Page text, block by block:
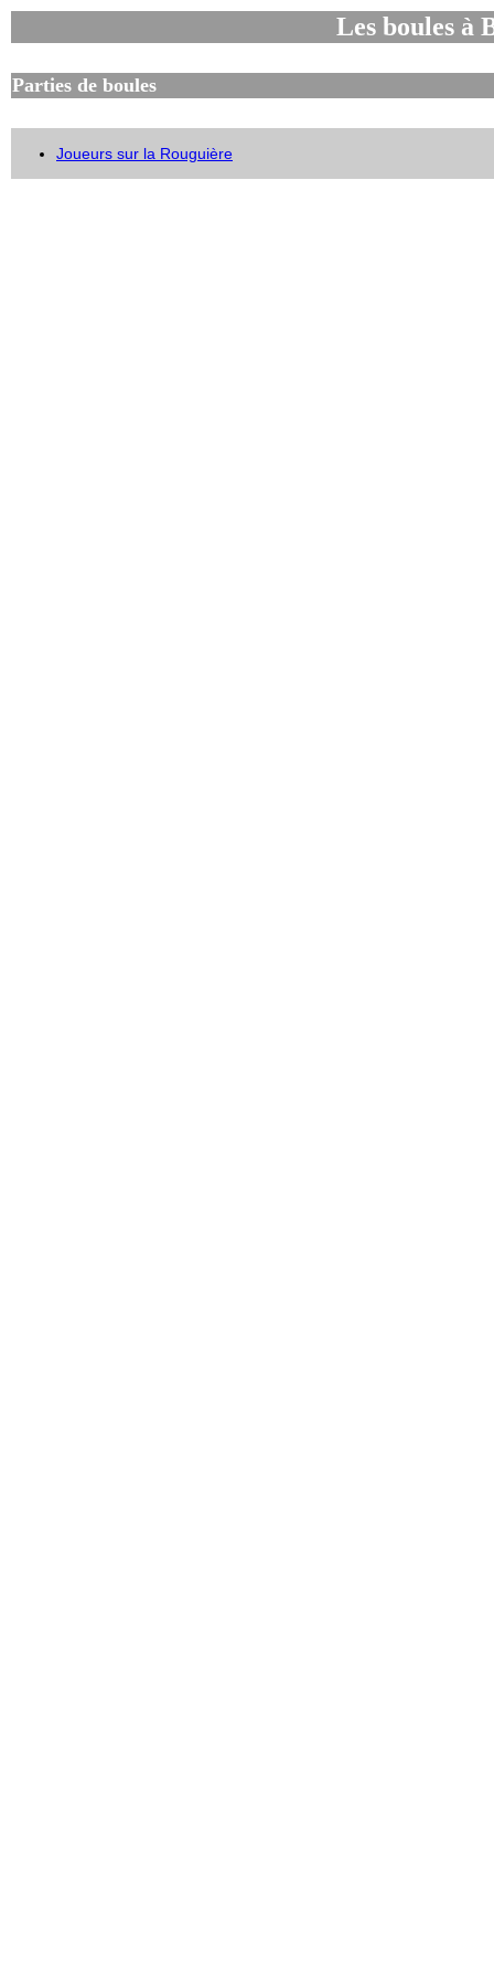
Les boules à
Parties de boules
Joueurs sur la Rouguière